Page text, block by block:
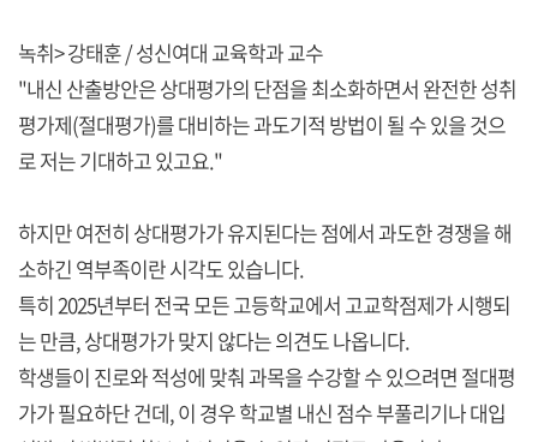
녹취> 강태훈 / 성신여대 교육학과 교수
"내신 산출방안은 상대평가의 단점을 최소화하면서 완전한 성취
평가제(절대평가)를 대비하는 과도기적 방법이 될 수 있을 것으
로 저는 기대하고 있고요."
하지만 여전히 상대평가가 유지된다는 점에서 과도한 경쟁을 해
소하긴 역부족이란 시각도 있습니다.
특히 2025년부터 전국 모든 고등학교에서 고교학점제가 시행되
는 만큼, 상대평가가 맞지 않다는 의견도 나옵니다.
학생들이 진로와 적성에 맞춰 과목을 수강할 수 있으려면 절대평
가가 필요하단 건데, 이 경우 학교별 내신 점수 부풀리기나 대입